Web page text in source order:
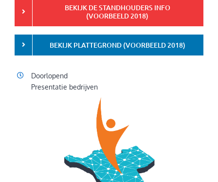
BEKIJK DE STANDHOUDERS INFO
(VOORBEELD 2018)
BEKIJK PLATTEGROND (VOORBEELD 2018)
Doorlopend
Presentatie bedrijven